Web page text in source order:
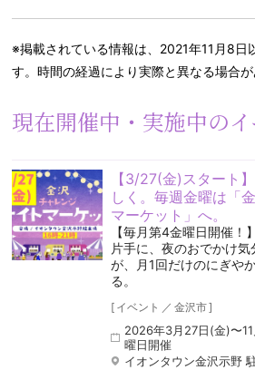
※掲載されている情報は、2021年11月8日
す。時間の経過により実際と異なる場合が
現在開催中・実施中の
【3/27(金)スタート
しく。毎週金曜は「
マーケット」へ。
【毎月第4金曜日開催！
片手に、夜のおでかけ
が、月1回だけのにぎや
る。
[ イベント ／ 金沢市]
2026年3月27日(金)〜
曜日開催
イオンタウン金沢示野